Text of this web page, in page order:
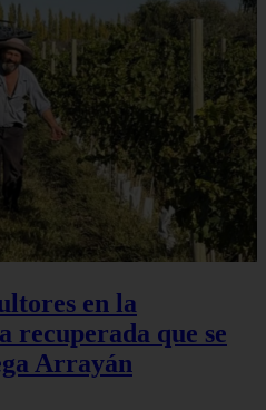
en la
recuperada que se
Arrayán